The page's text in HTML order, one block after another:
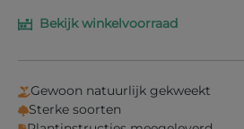
Vul je e-mailadres in het
voorraad is.
Bekijk winkelvoorraad
Gewoon natuurlijk gekweekt
Sterke soorten